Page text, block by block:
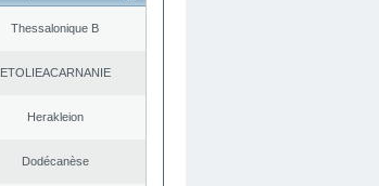
Thessalonique B
EΤOLIEACARNANIE
Herakleion
Dodécanèse